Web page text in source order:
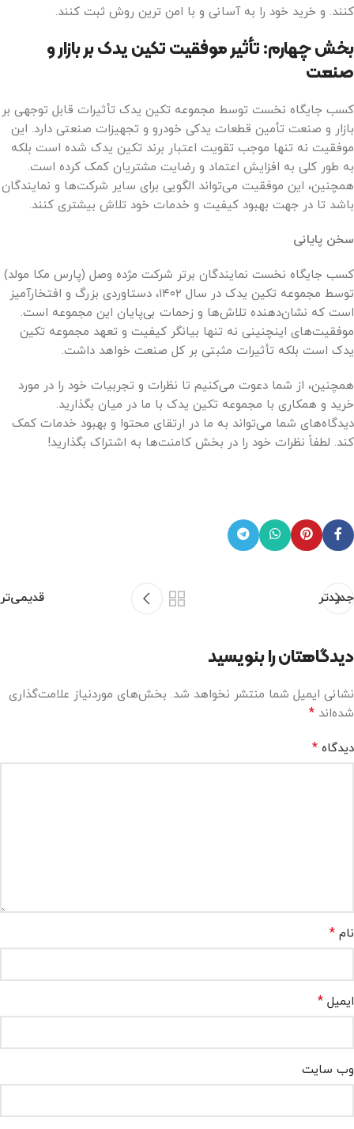
کنند. و خرید خود را به آسانی و با امن ترین روش ثبت کنند.
بخش چهارم: تأثیر موفقیت تکین یدک بر بازار و
صنعت
کسب جایگاه نخست توسط مجموعه تکین یدک تأثیرات قابل توجهی بر
بازار و صنعت تأمین قطعات یدکی خودرو و تجهیزات صنعتی دارد. این
موفقیت نه تنها موجب تقویت اعتبار برند تکین یدک شده است بلکه
به طور کلی به افزایش اعتماد و رضایت مشتریان کمک کرده است.
همچنین، این موفقیت می‌تواند الگویی برای سایر شرکت‌ها و نمایندگان
باشد تا در جهت بهبود کیفیت و خدمات خود تلاش بیشتری کنند.
سخن پایانی
کسب جایگاه نخست نمایندگان برتر شرکت مژده وصل (پارس مکا مولد)
توسط مجموعه تکین یدک در سال ۱۴۰۲، دستاوردی بزرگ و افتخارآمیز
است که نشان‌دهنده تلاش‌ها و زحمات بی‌پایان این مجموعه است.
موفقیت‌های اینچنینی نه تنها بیانگر کیفیت و تعهد مجموعه تکین
یدک است بلکه تأثیرات مثبتی بر کل صنعت خواهد داشت.
همچنین، از شما دعوت می‌کنیم تا نظرات و تجربیات خود را در مورد
خرید و همکاری با مجموعه تکین یدک با ما در میان بگذارید.
دیدگاه‌های شما می‌تواند به ما در ارتقای محتوا و بهبود خدمات کمک
کند. لطفاً نظرات خود را در بخش کامنت‌ها به اشتراک بگذارید!
جدیدتر قدیمی‌تر
دیدگاهتان را بنویسید
نشانی ایمیل شما منتشر نخواهد شد. بخش‌های موردنیاز علامت‌گذاری
شده‌اند *
دیدگاه *
نام *
ایمیل *
وب‌ سایت